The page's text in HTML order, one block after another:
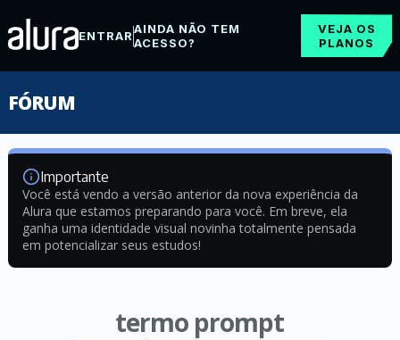
ENTRARAINDA NÃO TEM
ACESSO?
VEJA OS
PLANOS
FÓRUM
Importante
Você está vendo a versão anterior da nova experiência da
Alura que estamos preparando para você. Em breve, ela
ganha uma identidade visual novinha totalmente pensada
em potencializar seus estudos!
termo prompt